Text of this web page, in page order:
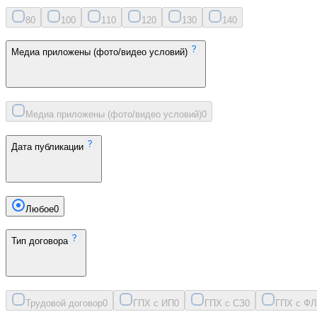
80 100 11 0 120 130 140
Медиа приложены (фото/видео условий)
Медиа приложены (фото/видео условий)0
Дата публикации
Любое0
Тип договора
Трудовой договор0 ГПХ с ИП0 ГПХ с СЗ0 ГПХ с ФЛ